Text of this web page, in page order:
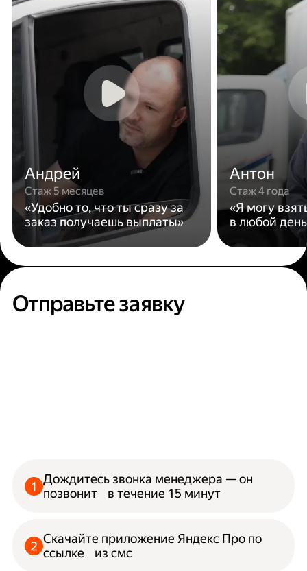
Андрей
Стаж 5 месяцев
«Удобно то, что ты сразу за
заказ получаешь выплаты»
Антон
Стаж 4 года
«Я могу
в любой
Отправьте заявку
Дождитесь звонка менеджера — он
позвонит в течение 15 минут
Скачайте приложение Яндекс Про по
ссылке из смс